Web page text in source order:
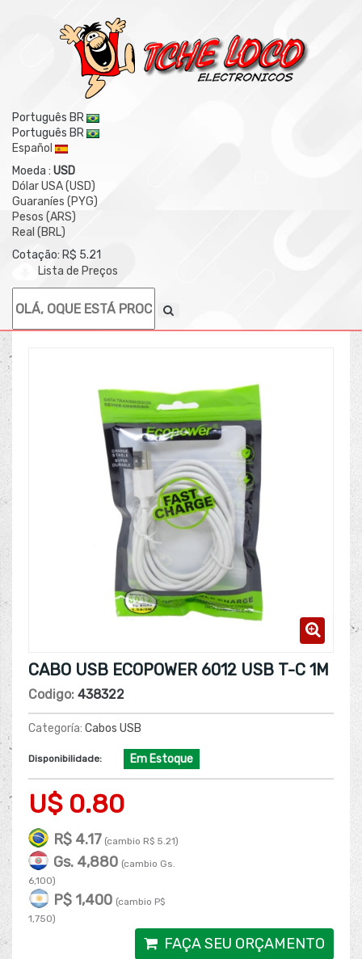
Português BR
Português BR
Español
Moeda : USD
Dólar USA (USD)
Guaraníes (PYG)
Pesos (ARS)
Real (BRL)
Cotação: R$ 5.21
Lista de Preços
CABO USB ECOPOWER 6012 USB T-C 1M
Codigo: 438322
Categoría: Cabos USB
Disponibilidade: Em Estoque
U$ 0.80
R$ 4.17 (cambio R$ 5.21)
Gs. 4,880 (cambio Gs.
6,100)
P$ 1,400 (cambio P$
1,750)
FAÇA SEU ORÇAMENTO